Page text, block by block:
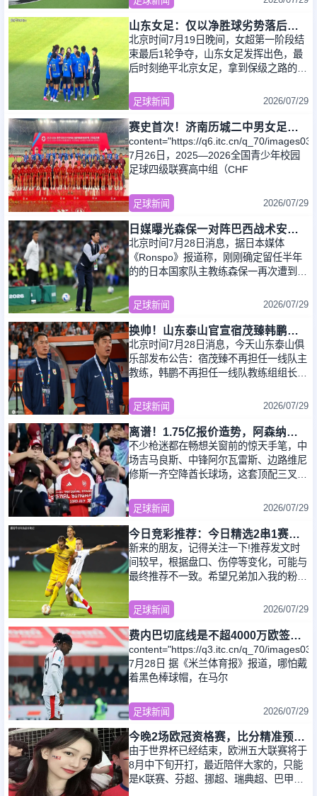
山东女足：仅以净胜球劣势落后安全区＋第一阶段对阵5对手4平1负
北京时间7月19日晚间，女超第一阶段结
束最后1轮争夺，山东女足发挥出色，最
后时刻绝平北京女足，拿到保级之路的关
队取得1胜4平6
足球新闻 2026/07/29
赛史首次！济南历城二中男女足同夺全国季军创校园足球纪录
content="https://q6.itc.cn/q_70/
7月26日，2025—2026全国青少年校园
足球四级联赛高中组（CHF
足球新闻 2026/07/29
日媒曝光森保一对阵巴西战术安排 补水时要求死守到加时
北京时间7月28日消息，据日本媒体
《Ronspo》报道称，刚刚确定留任半年
的的日本国家队主教练森保一再次遭到强
烈批评。起因是26日晚NHK综合频道
《周日体育》首
足球新闻 2026/07/29
换帅！山东泰山官宣宿茂臻韩鹏下课 唐田任代理主帅
北京时间7月28日消息，今天山东泰山俱
乐部发布公告：宿茂臻不再担任一线队主
教练，韩鹏不再担任一线队教练组组长，
队代理
足球新闻 2026/07/29
离谱！1.75亿报价造势，阿森纳打包三大巨星的美梦大概率落空？
不少枪迷都在畅想关窗前的惊天手笔，中
场吉马良斯、中锋阿尔瓦雷斯、边路维尼
修斯一齐空降酋长球场，这套顶配三叉戟
+后腰组合，换谁看了都会觉得难以置
信。可
足球新闻 2026/07/29
今日竞彩推荐：今日精选2串1赛事分析，附比分预测！
新来的朋友，记得关注一下!推荐发文时
间较早，根据盘口、伤停等变化，可能与
最终推荐不一致。希望兄弟加入我的粉
下仅是赛
足球新闻 2026/07/29
费内巴切底线是不超4000万欧签莱奥，给球员年薪约1000万欧
content="https://q3.itc.cn/q_70/
7月28日 据《米兰体育报》报道，哪怕戴
着黑色棒球帽，在马尔
足球新闻 2026/07/29
今晚2场欧冠资格赛，比分精准预测，最近冷门有点多
由于世界杯已经结束，欧洲五大联赛将于
8月中下旬开打，最近陪伴大家的，只能
是K联赛、芬超、挪超、瑞典超、巴甲、
美职联、欧冠资格赛，欧联杯资格赛，这